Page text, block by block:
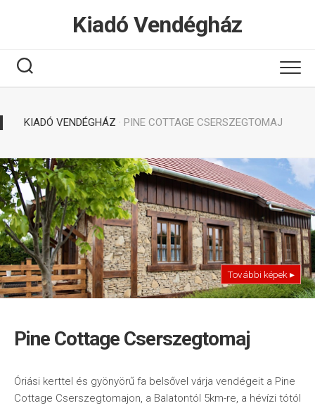
Kiadó Vendégház
KIADÓ VENDÉGHÁZ · PINE COTTAGE CSERSZEGTOMAJ
További képek ▸
Pine Cottage Cserszegtomaj
Óriási kerttel és gyönyörű fa belsővel várja vendégeit a Pine
Cottage Cserszegtomajon, a Balatontól 5km-re, a hévízi tótól